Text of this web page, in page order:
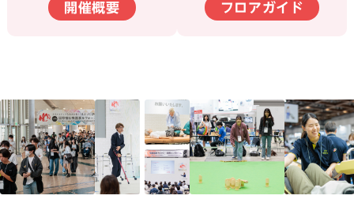
開催概要 フロアガイド